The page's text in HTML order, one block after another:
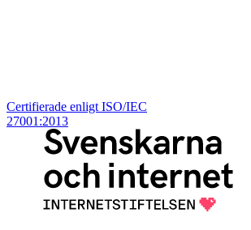
Certifierade enligt ISO/IEC
27001:2013